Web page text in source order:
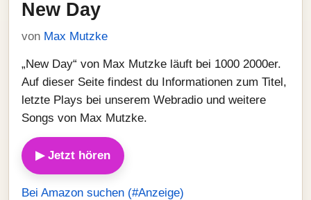
New Day
von Max Mutzke
„New Day“ von Max Mutzke läuft bei 1000 2000er.
Auf dieser Seite findest du Informationen zum Titel,
letzte Plays bei unserem Webradio und weitere
Songs von Max Mutzke.
▶ Jetzt hören
Bei Amazon suchen (#Anzeige)